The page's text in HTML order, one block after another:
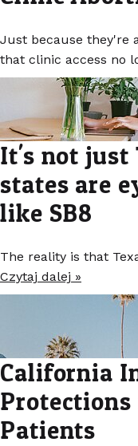
Just because they're
that clinic access no
It's not just
states are
like SB8
The reality is that
Czytaj dalej »
California
Patients